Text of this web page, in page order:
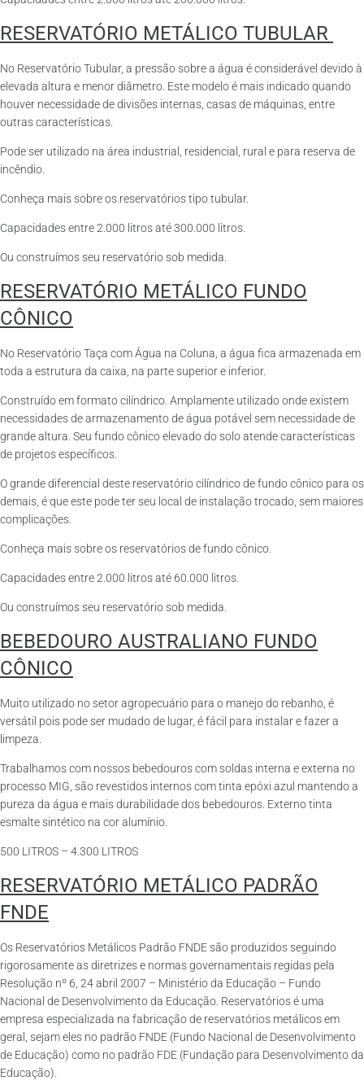
RESERVATÓRIO METÁLICO TUBULAR
No Reservatório Tubular, a pressão sobre a água é considerável devido à
elevada altura e menor diâmetro. Este modelo é mais indicado quando
houver necessidade de divisões internas, casas de máquinas, entre
outras características.
Pode ser utilizado na área industrial, residencial, rural e para reserva de
incêndio.
Conheça mais sobre os reservatórios tipo tubular.
Capacidades entre 2.000 litros até 300.000 litros.
Ou construímos seu reservatório sob medida.
RESERVATÓRIO METÁLICO FUNDO
CÔNICO
No Reservatório Taça com Água na Coluna, a água fica armazenada em
toda a estrutura da caixa, na parte superior e inferior.
Construído em formato cilíndrico. Amplamente utilizado onde existem
necessidades de armazenamento de água potável sem necessidade de
grande altura. Seu fundo cônico elevado do solo atende características
de projetos específicos.
O grande diferencial deste reservatório cilíndrico de fundo cônico para os
demais, é que este pode ter seu local de instalação trocado, sem maiores
complicações.
Conheça mais sobre os reservatórios de fundo cônico.
Capacidades entre 2.000 litros até 60.000 litros.
Ou construímos seu reservatório sob medida.
BEBEDOURO AUSTRALIANO FUNDO
CÔNICO
Muito utilizado no setor agropecuário para o manejo do rebanho, é
versátil pois pode ser mudado de lugar, é fácil para instalar e fazer a
limpeza.
Trabalhamos com nossos bebedouros com soldas interna e externa no
processo MIG, são revestidos internos com tinta epóxi azul mantendo a
pureza da água e mais durabilidade dos bebedouros. Externo tinta
esmalte sintético na cor alumínio.
500 LITROS – 4.300 LITROS
RESERVATÓRIO METÁLICO PADRÃO
FNDE
Os Reservatórios Metálicos Padrão FNDE são produzidos seguindo
rigorosamente as diretrizes e normas governamentais regidas pela
Resolução nº 6, 24 abril 2007 – Ministério da Educação – Fundo
Nacional de Desenvolvimento da Educação. Reservatórios é uma
empresa especializada na fabricação de reservatórios metálicos em
geral, sejam eles no padrão FNDE (Fundo Nacional de Desenvolvimento
de Educação) como no padrão FDE (Fundação para Desenvolvimento da
Educação).